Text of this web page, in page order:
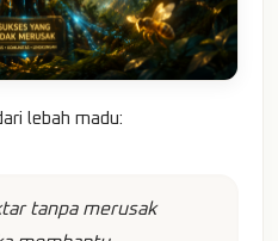
lebah madu:
tanpa merusak